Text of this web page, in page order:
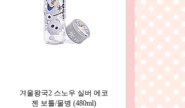
겨울왕국2 스노우 실버 에코
젠 보틀/물병 (480ml)